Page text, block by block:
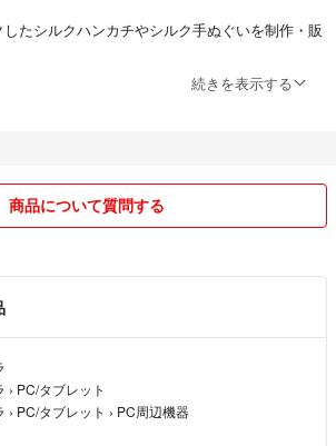
ざいましたら【評価前に】ご連絡下さい。
たシルクハンカチやシルク手ぬぐいを制作・販
ただけるよう、お求めやすい価格でお届けしま
が一、商品に不備がございましたら【評価前に】
続きを表示する
商品について質問する
› PC/タブレット
› PC/タブレット › PC周辺機器